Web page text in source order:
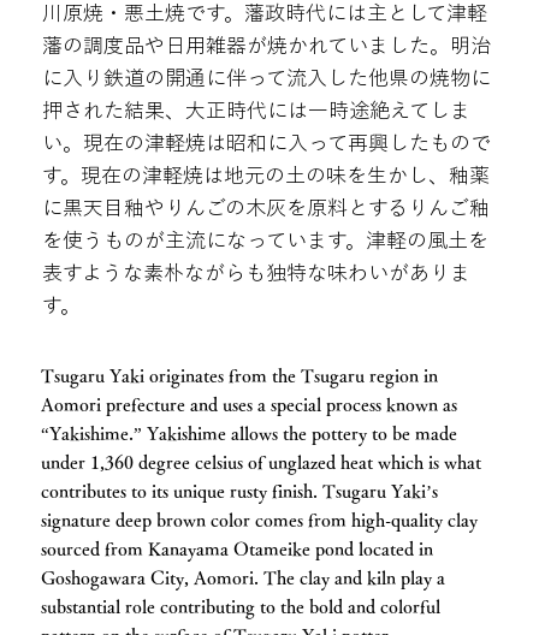
川原焼・悪土焼です。藩政時代には主として津軽
藩の調度品や日用雑器が焼かれていました。明治
に入り鉄道の開通に伴って流入した他県の焼物に
押された結果、大正時代には一時途絶えてしま
い。現在の津軽焼は昭和に入って再興したもので
す。現在の津軽焼は地元の土の味を生かし、釉薬
に黒天目釉やりんごの木灰を原料とするりんご釉
を使うものが主流になっています。津軽の風土を
表すような素朴ながらも独特な味わいがありま
す。
Tsugaru Yaki originates from the Tsugaru region in
Aomori prefecture and uses a special process known as
“Yakishime.” Yakishime allows the pottery to be made
under 1,360 degree celsius of unglazed heat which is what
contributes to its unique rusty finish. Tsugaru Yaki’s
signature deep brown color comes from high-quality clay
sourced from Kanayama Otameike pond located in
Goshogawara City, Aomori. The clay and kiln play a
substantial role contributing to the bold and colorful